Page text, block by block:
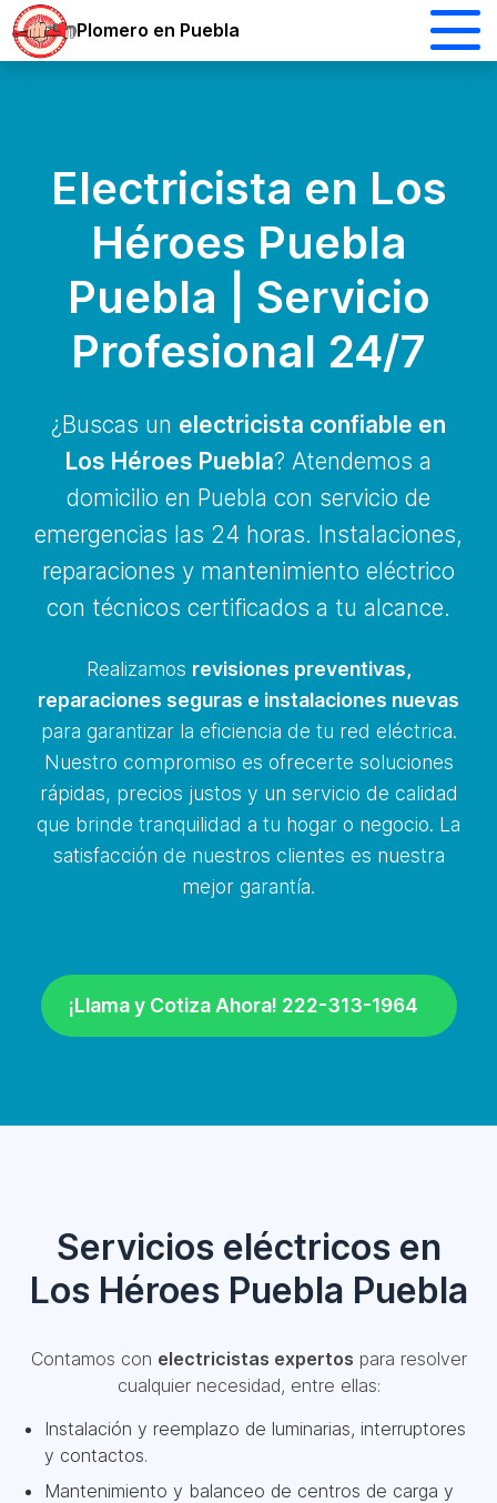
Plomero en Puebla
Electricista en Los
Héroes Puebla
Puebla | Servicio
Profesional 24/7
¿Buscas un electricista confiable en
Los Héroes Puebla? Atendemos a
domicilio en Puebla con servicio de
emergencias las 24 horas. Instalaciones,
reparaciones y mantenimiento eléctrico
con técnicos certificados a tu alcance.
Realizamos revisiones preventivas,
reparaciones seguras e instalaciones nuevas
para garantizar la eficiencia de tu red eléctrica.
Nuestro compromiso es ofrecerte soluciones
rápidas, precios justos y un servicio de calidad
que brinde tranquilidad a tu hogar o negocio. La
satisfacción de nuestros clientes es nuestra
mejor garantía.
¡Llama y Cotiza Ahora! 222-313-1964
Servicios eléctricos en
Los Héroes Puebla Puebla
Contamos con electricistas expertos para resolver
cualquier necesidad, entre ellas:
Instalación y reemplazo de luminarias, interruptores
y contactos.
Mantenimiento y balanceo de centros de carga y